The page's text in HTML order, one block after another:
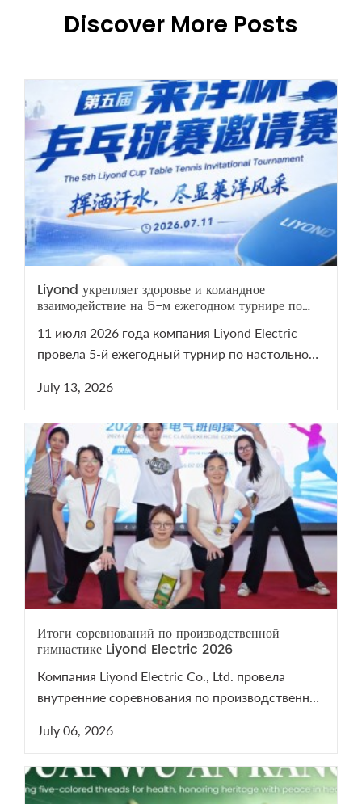
Discover More Posts
Liyond укрепляет здоровье и командное
взаимодействие на 5-м ежегодном турнире по
11 июля 2026 года компания Liyond Electric
провела 5-й ежегодный турнир по настольному
напомнило о важности здоровья. Смотрите
July 13, 2026
Итоги соревнований по производственной
гимнастике Liyond Electric 2026
Компания Liyond Electric Co., Ltd. провела
внутренние соревнования по производственной
сотрудников.
July 06, 2026